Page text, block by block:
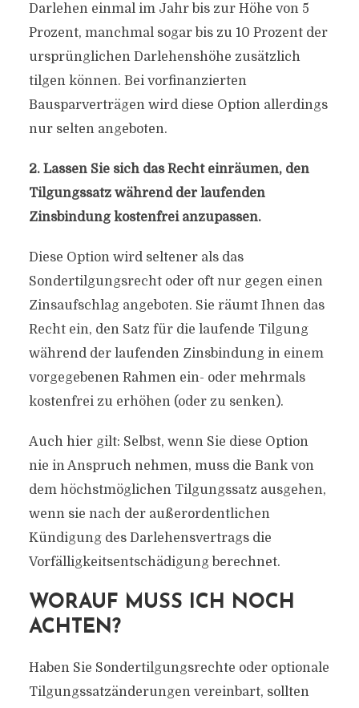
Darlehen einmal im Jahr bis zur Höhe von 5
Prozent, manchmal sogar bis zu 10 Prozent der
ursprünglichen Darlehenshöhe zusätzlich
tilgen können. Bei vorfinanzierten
Bausparverträgen wird diese Option allerdings
nur selten angeboten.
2. Lassen Sie sich das Recht einräumen, den
Tilgungssatz während der laufenden
Zinsbindung kostenfrei anzupassen.
Diese Option wird seltener als das
Sondertilgungsrecht oder oft nur gegen einen
Zinsaufschlag angeboten. Sie räumt Ihnen das
Recht ein, den Satz für die laufende Tilgung
während der laufenden Zinsbindung in einem
vorgegebenen Rahmen ein- oder mehrmals
kostenfrei zu erhöhen (oder zu senken).
Auch hier gilt: Selbst, wenn Sie diese Option
nie in Anspruch nehmen, muss die Bank von
dem höchstmöglichen Tilgungssatz ausgehen,
wenn sie nach der außerordentlichen
Kündigung des Darlehensvertrags die
Vorfälligkeitsentschädigung berechnet.
WORAUF MUSS ICH NOCH
ACHTEN?
Haben Sie Sondertilgungsrechte oder optionale
Tilgungssatzänderungen vereinbart, sollten